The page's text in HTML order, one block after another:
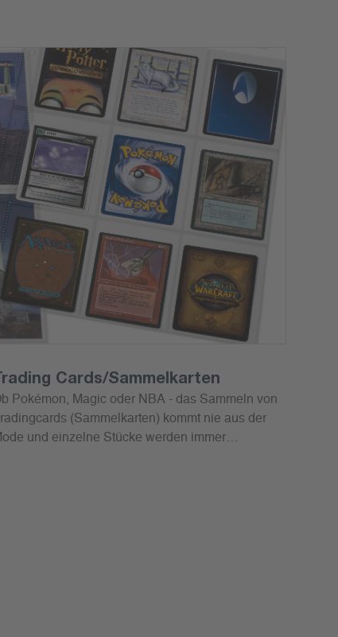
Cards/Sammelkarten
Pokémon, Magic oder NBA - das Sammeln von
(Sammelkarten) kommt nie aus der
und einzelne Stücke werden immer